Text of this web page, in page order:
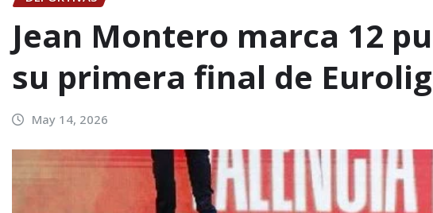
Jean Montero marca 12
su primera final de
May 14, 2026